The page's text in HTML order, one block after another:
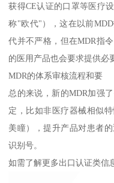
获得CE认证的口罩等医疗
称"欧代"），这在以前
代并不严格，但在MDR指
的医用产品也会要求提供必
MDR的体系审核流程和要
总的来说，新的MDR加强
定，比如非医疗器械相似
美瞳），提升产品对患者
识别号。
如需了解更多出口认证类信